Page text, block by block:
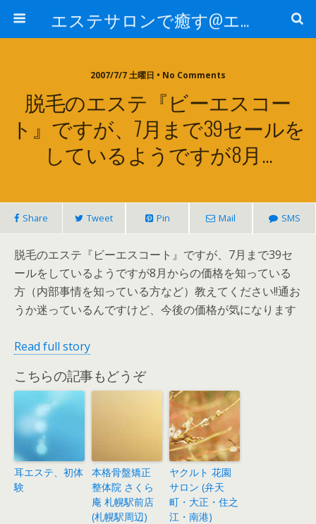
エステサロンで癒す@エステ～全国エステ情報
2007/7/7 土曜日 • No Comments
脱毛のエステ『ビーエスコー
ト』ですが、7月まで39セールを
しているようですが8月…
Share Tweet Pin Mail SMS
脱毛のエステ『ビーエスコート』ですが、7月まで39セ
ールをしているようですが8月からの価格を知っている
方（内部事情を知っている方など）教えてください!!通お
うか迷っているんですけど、今後の価格が気になります
Read full story
こちらの記事もどうぞ
耳エステ、初体
験
本格骨盤矯正
整体院 さくら
庵 札幌駅前店
(札幌駅周辺)
ヤクルト 花園
サロン (弁天
町・大正・住之
江・南港)